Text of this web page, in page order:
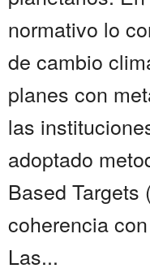
normativo lo
de cambio
planes con
las
adoptado
Based Targets
coherencia
Las...